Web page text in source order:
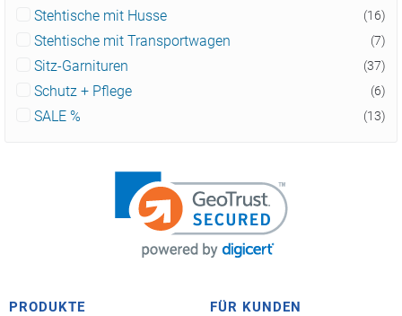
Stehtische mit Husse (16)
Stehtische mit Transportwagen (7)
Sitz-Garnituren (37)
Schutz + Pflege (6)
SALE % (13)
PRODUKTE FÜR KUNDEN